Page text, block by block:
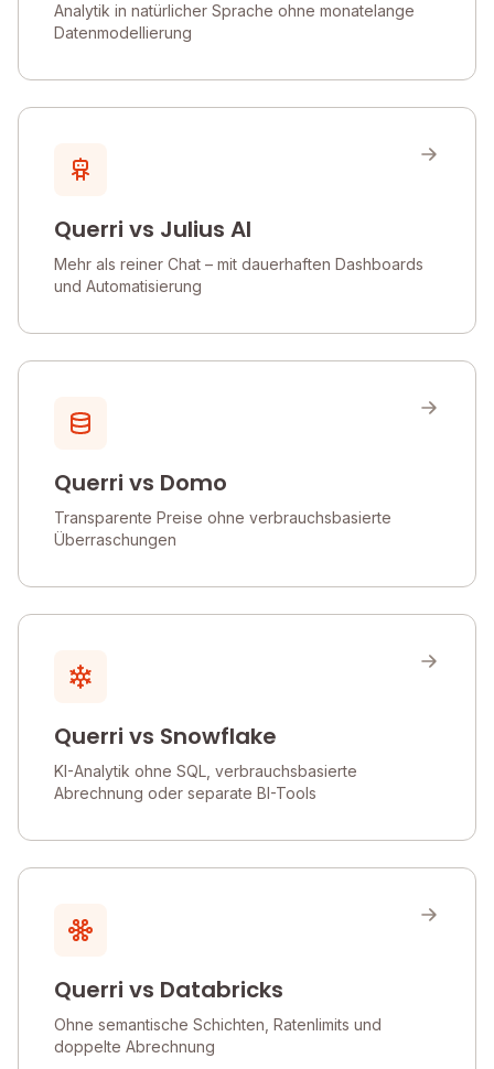
Analytik in natürlicher Sprache ohne monatelange
Datenmodellierung
Querri vs Julius AI
Mehr als reiner Chat – mit dauerhaften Dashboards
und Automatisierung
Querri vs Domo
Transparente Preise ohne verbrauchsbasierte
Überraschungen
Querri vs Snowflake
KI-Analytik ohne SQL, verbrauchsbasierte
Abrechnung oder separate BI-Tools
Querri vs Databricks
Ohne semantische Schichten, Ratenlimits und
doppelte Abrechnung